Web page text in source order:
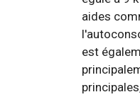
aides
est